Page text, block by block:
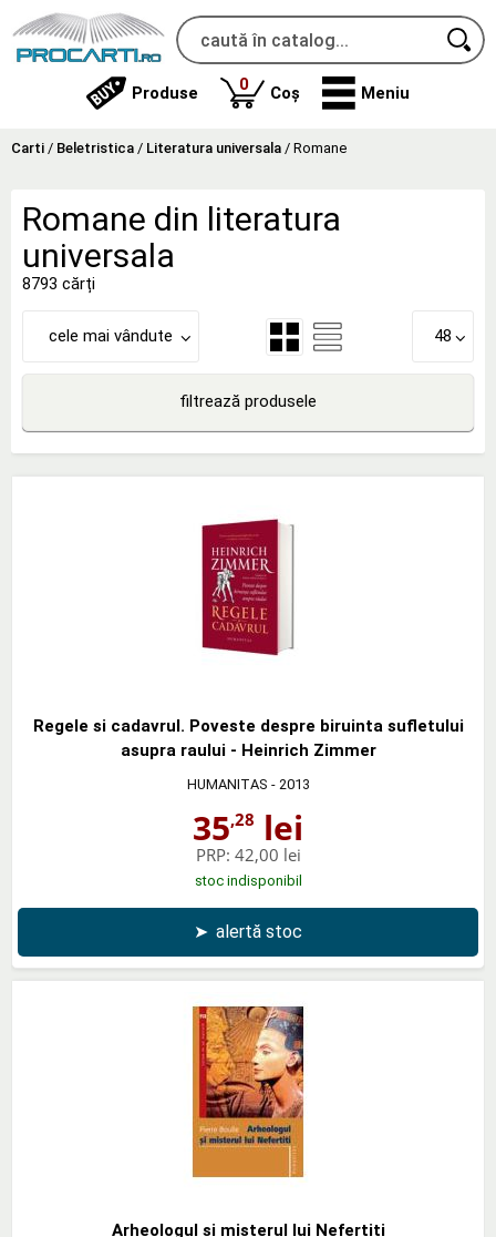
Produse 0produse
Coș Meniu
Carti / Beletristica / Literatura universala / Romane
Romane din literatura
universala
8793 cărți
cele mai vândute 48
filtrează produsele
Regele si cadavrul. Poveste despre biruinta sufletului
asupra raului - Heinrich Zimmer
HUMANITAS - 2013
35,28 lei
PRP: 42,00 lei
stoc indisponibil
➤ alertă stoc
Arheologul si misterul lui Nefertiti